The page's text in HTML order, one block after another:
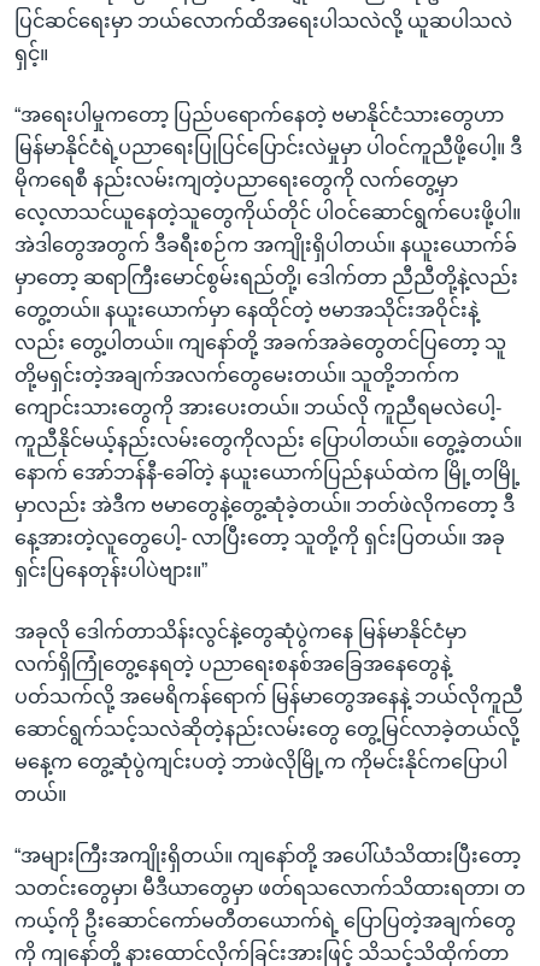
ပြင်ဆင်ရေးမှာ ဘယ်လောက်ထိအရေးပါသလဲလို့ ယူဆပါသလဲ
ရှင့်။
“အရေးပါမှုကတော့ ပြည်ပရောက်နေတဲ့ ဗမာနိုင်ငံသားတွေဟာ
မြန်မာနိုင်ငံရဲ့ပညာရေးပြုပြင်ပြောင်းလဲမှုမှာ ပါဝင်ကူညီဖို့ပေါ့။ ဒီ
မိုကရေစီ နည်းလမ်းကျတဲ့ပညာရေးတွေကို လက်တွေ့မှာ
လေ့လာသင်ယူနေတဲ့သူတွေကိုယ်တိုင် ပါဝင်ဆောင်ရွက်ပေးဖို့ပါ။
အဲဒါတွေအတွက် ဒီခရီးစဉ်က အကျိုးရှိပါတယ်။ နယူးယောက်ခ်
မှာတော့ ဆရာကြီးမောင်စွမ်းရည်တို့၊ ဒေါက်တာ ညီညီတို့နဲ့လည်း
တွေ့တယ်။ နယူးယောက်မှာ နေထိုင်တဲ့ ဗမာအသိုင်းအဝိုင်းနဲ့
လည်း တွေ့ပါတယ်။ ကျနော်တို့ အခက်အခဲတွေတင်ပြတော့ သူ
တို့မရှင်းတဲ့အချက်အလက်တွေမေးတယ်။ သူတို့ဘက်က
ကျောင်းသားတွေကို အားပေးတယ်။ ဘယ်လို ကူညီရမလဲပေါ့-
ကူညီနိုင်မယ့်နည်းလမ်းတွေကိုလည်း ပြောပါတယ်။ တွေ့ခဲ့တယ်။
နောက် အော်ဘန်နီ-ခေါ်တဲ့ နယူးယောက်ပြည်နယ်ထဲက မြို့တမြို့
မှာလည်း အဲဒီက ဗမာတွေနဲ့တွေ့ဆုံခဲ့တယ်။ ဘတ်ဖဲလိုကတော့ ဒီ
နေ့အားတဲ့လူတွေပေါ့- လာပြီးတော့ သူတို့ကို ရှင်းပြတယ်။ အခု
ရှင်းပြနေတုန်းပါပဲဗျား။”
အခုလို ဒေါက်တာသိန်းလွင်နဲ့တွေဆုံပွဲကနေ မြန်မာနိုင်ငံမှာ
လက်ရှိကြုံတွေ့နေရတဲ့ ပညာရေးစနစ်အခြေအနေတွေနဲ့
ပတ်သက်လို့ အမေရိကန်ရောက် မြန်မာတွေအနေနဲ့ ဘယ်လိုကူညီ
ဆောင်ရွက်သင့်သလဲဆိုတဲ့နည်းလမ်းတွေ တွေ့မြင်လာခဲ့တယ်လို့
မနေ့က တွေ့ဆုံပွဲကျင်းပတဲ့ ဘာဖဲလိုမြို့က ကိုမင်းနိုင်ကပြောပါ
တယ်။
“အများကြီးအကျိုးရှိတယ်။ ကျနော်တို့ အပေါ်ယံသိထားပြီးတော့
သတင်းတွေမှာ၊ မီဒီယာတွေမှာ ဖတ်ရသလောက်သိထားရတာ၊ တ
ကယ့်ကို ဦးဆောင်ကော်မတီတယောက်ရဲ့ ပြောပြတဲ့အချက်တွေ
ကို ကျနော်တို့ နားထောင်လိုက်ခြင်းအားဖြင့် သိသင့်သိထိုက်တာ